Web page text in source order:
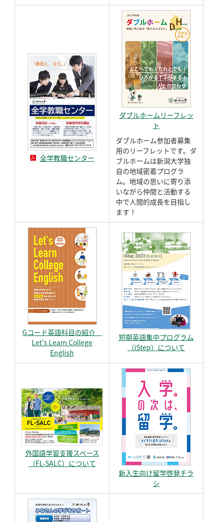
全学教職センター
ダブルホームリーフレッ
ト
ダブルホーム参加者募集
用のリーフレットです。ダ
ブルホームは新潟大学独
自の地域密着プログラ
ム。地域の思いに寄り添
いながら仲間と活動する
中で人間的成長を目指し
ます！
Gコード英語科目の紹介
Let’s Learn College
English
短期英語集中プログラム
（iStep）について
外国語学習支援スペース
（FL-SALC）について
新入生向け留学啓発チラ
シ